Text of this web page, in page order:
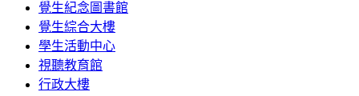
覺生紀念圖書館
覺生綜合大樓
學生活動中心
視聽教育館
行政大樓